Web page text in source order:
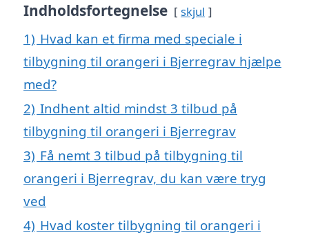
Indholdsfortegnelse skjul
1) Hvad kan et firma med speciale i
tilbygning til orangeri i Bjerregrav hjælpe
med?
2) Indhent altid mindst 3 tilbud på
tilbygning til orangeri i Bjerregrav
3) Få nemt 3 tilbud på tilbygning til
orangeri i Bjerregrav, du kan være tryg
ved
4) Hvad koster tilbygning til orangeri i